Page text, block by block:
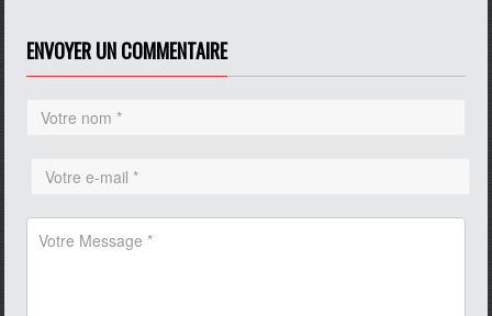
ENVOYER UN COMMENTAIRE